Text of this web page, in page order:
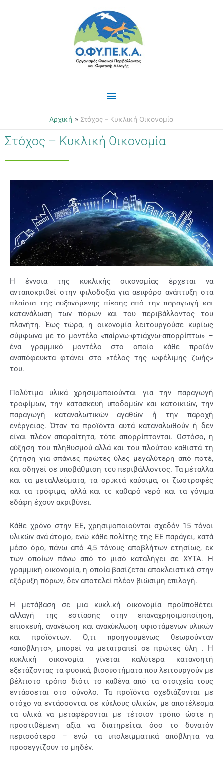
Κύριο
Μενού
Αρχική Στόχος – Κυκλική Οικονομία
Στόχος – Κυκλική Οικονομία
Η έννοια της κυκλικής οικονομίας έρχεται να
ανταποκριθεί στην φιλοδοξία για αειφόρο ανάπτυξη στα
πλαίσια της αυξανόμενης πίεσης από την παραγωγή και
κατανάλωση των πόρων και του περιβάλλοντος του
πλανήτη. Έως τώρα, η οικονομία λειτουργούσε κυρίως
σύμφωνα με το μοντέλο «παίρνω-φτιάχνω-απορρίπτω» –
ένα γραμμικό μοντέλο στο οποίο κάθε προϊόν
αναπόφευκτα φτάνει στο «τέλος της ωφέλιμης ζωής»
του.
Πολύτιμα υλικά χρησιμοποιούνται για την παραγωγή
τροφίμων, την κατασκευή υποδομών και κατοικιών, την
παραγωγή καταναλωτικών αγαθών ή την παροχή
ενέργειας. Όταν τα προϊόντα αυτά καταναλωθούν ή δεν
είναι πλέον απαραίτητα, τότε απορρίπτονται. Ωστόσο, η
αύξηση του πληθυσμού αλλά και του πλούτου καθιστά τη
ζήτηση για σπάνιες πρώτες ύλες μεγαλύτερη από ποτέ,
και οδηγεί σε υποβάθμιση του περιβάλλοντος. Τα μέταλλα
και τα μεταλλεύματα, τα ορυκτά καύσιμα, οι ζωοτροφές
και τα τρόφιμα, αλλά και το καθαρό νερό και τα γόνιμα
εδάφη έχουν ακριβύνει.
Κάθε χρόνο στην ΕΕ, χρησιμοποιούνται σχεδόν 15 τόνοι
υλικών ανά άτομο, ενώ κάθε πολίτης της ΕΕ παράγει, κατά
μέσο όρο, πάνω από 4,5 τόνους αποβλήτων ετησίως, εκ
των οποίων πάνω από το μισό καταλήγει σε ΧΥΤΑ. Η
γραμμική οικονομία, η οποία βασίζεται αποκλειστικά στην
εξόρυξη πόρων, δεν αποτελεί πλέον βιώσιμη επιλογή.
Η μετάβαση σε μια κυκλική οικονομία προϋποθέτει
αλλαγή της εστίασης στην επαναχρησιμοποίηση,
επισκευή, ανανέωση και ανακύκλωση υφιστάμενων υλικών
και προϊόντων. Ό,τι προηγουμένως θεωρούνταν
«απόβλητο», μπορεί να μετατραπεί σε πρώτες ύλη . Η
κυκλική οικονομία γίνεται καλύτερα κατανοητή
εξετάζοντας τα φυσικά, βιοσυστήματα που λειτουργούν με
βέλτιστο τρόπο διότι το καθένα από τα στοιχεία τους
εντάσσεται στο σύνολο. Τα προϊόντα σχεδιάζονται με
στόχο να εντάσσονται σε κύκλους υλικών, με αποτέλεσμα
τα υλικά να μεταφέρονται με τέτοιον τρόπο ώστε η
προστιθέμενη αξία να διατηρείται όσο το δυνατόν
περισσότερο – ενώ τα υπολειμματικά απόβλητα να
προσεγγίζουν το μηδέν.